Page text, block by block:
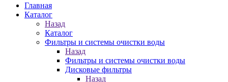
Главная
Каталог
Назад
Каталог
Фильтры и системы очистки воды
Назад
Фильтры и системы очистки воды
Дисковые фильтры
Назад